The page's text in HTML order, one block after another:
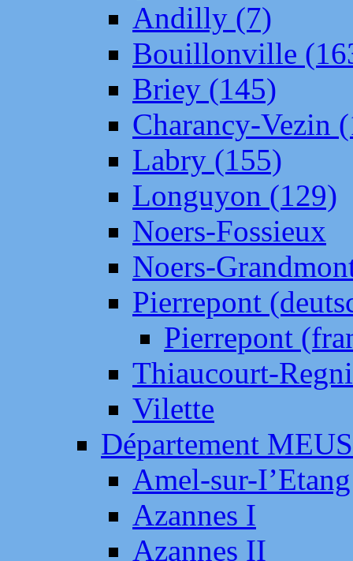
Andilly (7)
Bouillonville
Briey (145)
Charancy-Vezin
Labry (155)
Longuyon (129)
Noers-Fossieux
Noers-
Pierrepont
Pierrepont
Thiaucourt-
Vilette
Département
Amel-sur-
Azannes I
Azannes II